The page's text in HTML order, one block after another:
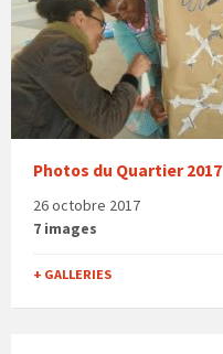
Photos du Quartier 2017
26 octobre 2017
7 images
+ GALLERIES